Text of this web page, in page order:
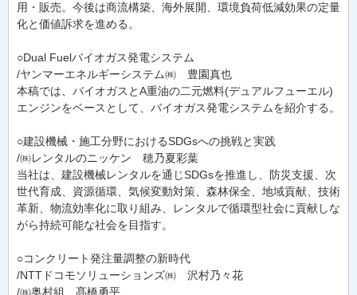
用・販売。今後は商流構築、海外展開、環境負荷低減効果の定量
化と価値訴求を進める。
○Dual Fuelバイオガス発電システム
/ヤンマーエネルギーシステム㈱ 豊園真也
本稿では、バイオガスとA重油の二元燃料(デュアルフューエル)
エンジンをベースとして、バイオガス発電システムを紹介する。
○建設機械・施工分野におけるSDGsへの挑戦と実践
/㈱レンタルのニッケン 穂乃夏彩葉
当社は、建設機械レンタルを通じSDGsを推進し、防災支援、次
世代育成、資源循環、気候変動対策、森林保全、地域貢献、技術
革新、物流効率化に取り組み、レンタルで循環型社会に貢献しな
がら持続可能な社会を目指す。
○コンクリート発注量調整の新時代
/NTTドコモソリューションズ㈱ 沢村乃々花
/㈱奥村組 髙橋勇平